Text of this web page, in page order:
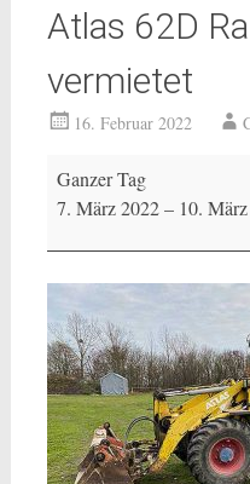
Atlas 62D
vermietet
16. Februar 2022
Atlas
62D
vermietet
Ganzer Tag
7. März 2022– 10.